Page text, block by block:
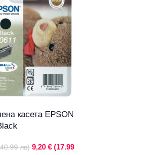
касета EPSON
лв) 9,20 € (17.99